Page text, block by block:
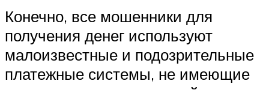
Конечно, все мошенники для
получения денег используют
малоизвестные и подозрительные
платежные системы, не имеющие